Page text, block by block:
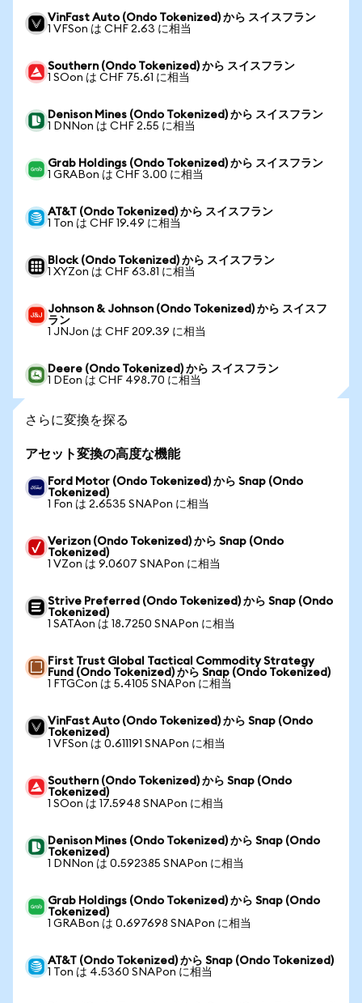
VinFast Auto (Ondo Tokenized) から スイスフラン
1 VFSon は CHF 2.63 に相当
Southern (Ondo Tokenized) から スイスフラン
1 SOon は CHF 75.61 に相当
Denison Mines (Ondo Tokenized) から スイスフラン
1 DNNon は CHF 2.55 に相当
Grab Holdings (Ondo Tokenized) から スイスフラン
1 GRABon は CHF 3.00 に相当
AT&T (Ondo Tokenized) から スイスフラン
1 Ton は CHF 19.49 に相当
Block (Ondo Tokenized) から スイスフラン
1 XYZon は CHF 63.81 に相当
Johnson & Johnson (Ondo Tokenized) から スイスフ
ラン
1 JNJon は CHF 209.39 に相当
Deere (Ondo Tokenized) から スイスフラン
1 DEon は CHF 498.70 に相当
さらに変換を探る
アセット変換の高度な機能
Ford Motor (Ondo Tokenized) から Snap (Ondo
Tokenized)
1 Fon は 2.6535 SNAPon に相当
Verizon (Ondo Tokenized) から Snap (Ondo
Tokenized)
1 VZon は 9.0607 SNAPon に相当
Strive Preferred (Ondo Tokenized) から Snap (Ondo
Tokenized)
1 SATAon は 18.7250 SNAPon に相当
First Trust Global Tactical Commodity Strategy
Fund (Ondo Tokenized) から Snap (Ondo Tokenized)
1 FTGCon は 5.4105 SNAPon に相当
VinFast Auto (Ondo Tokenized) から Snap (Ondo
Tokenized)
1 VFSon は 0.611191 SNAPon に相当
Southern (Ondo Tokenized) から Snap (Ondo
Tokenized)
1 SOon は 17.5948 SNAPon に相当
Denison Mines (Ondo Tokenized) から Snap (Ondo
Tokenized)
1 DNNon は 0.592385 SNAPon に相当
Grab Holdings (Ondo Tokenized) から Snap (Ondo
Tokenized)
1 GRABon は 0.697698 SNAPon に相当
AT&T (Ondo Tokenized) から Snap (Ondo Tokenized)
1 Ton は 4.5360 SNAPon に相当